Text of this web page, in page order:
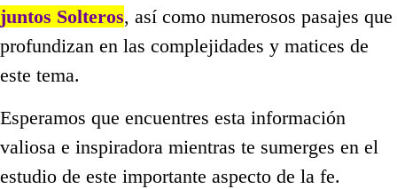
juntos Solteros, así como numerosos pasajes que
profundizan en las complejidades y matices de
este tema.
Esperamos que encuentres esta información
valiosa e inspiradora mientras te sumerges en el
estudio de este importante aspecto de la fe.